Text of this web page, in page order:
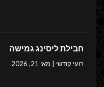
חבילת ליסינג גמישה
רועי קודשי מאי 21, 2026